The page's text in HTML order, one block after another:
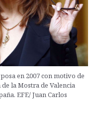
en 2007 con motivo de
la Mostra de Valencia
EFE/ Juan Carlos